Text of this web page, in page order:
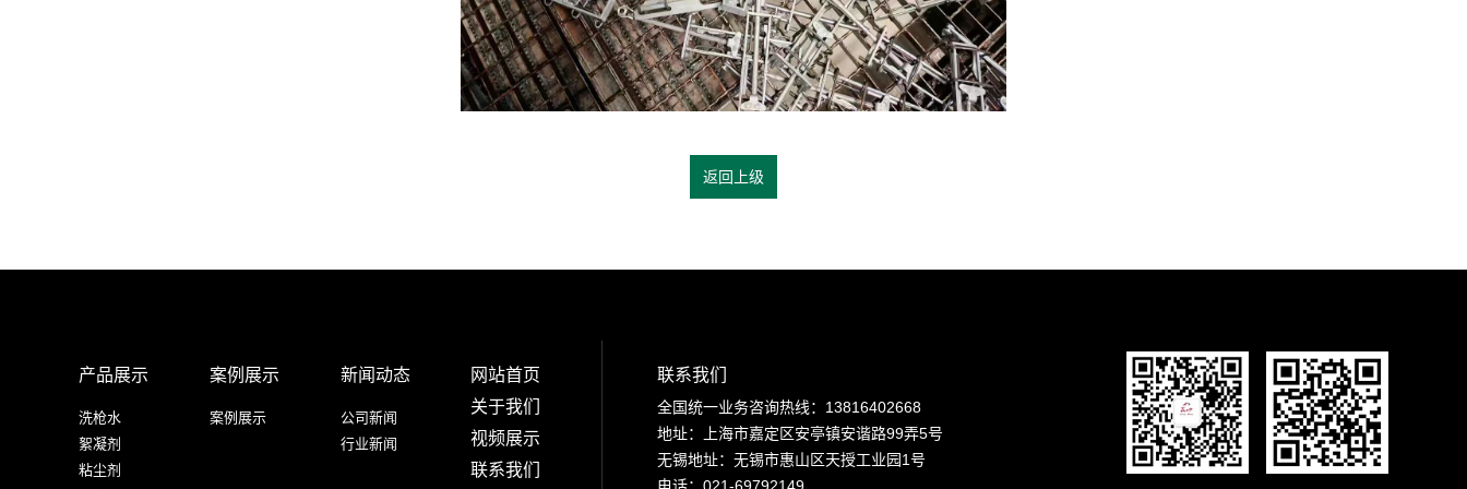
返回上级
产品展示
洗枪水
絮凝剂
粘尘剂
案例展示
案例展示
新闻动态
公司新闻
行业新闻
网站首页
关于我们
视频展示
联系我们
联系我们
全国统一业务咨询热线：13816402668
地址：上海市嘉定区安亭镇安谐路99弄5号
无锡地址：无锡市惠山区天授工业园1号